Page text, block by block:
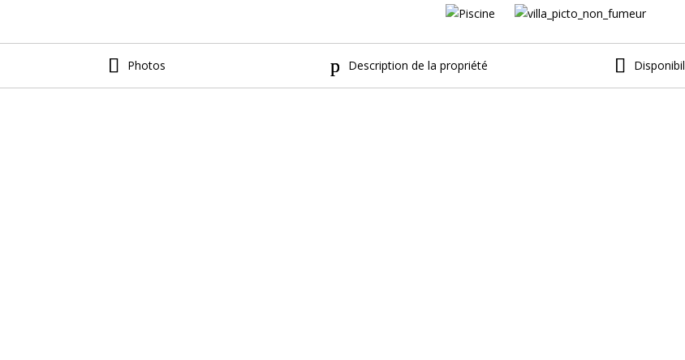
Photos Description de la propriété